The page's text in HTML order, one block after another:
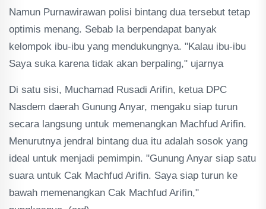
Namun Purnawirawan polisi bintang dua tersebut tetap
optimis menang. Sebab Ia berpendapat banyak
kelompok ibu-ibu yang mendukungnya. "Kalau ibu-ibu
Saya suka karena tidak akan berpaling," ujarnya
Di satu sisi, Muchamad Rusadi Arifin, ketua DPC
Nasdem daerah Gunung Anyar, mengaku siap turun
secara langsung untuk memenangkan Machfud Arifin.
Menurutnya jendral bintang dua itu adalah sosok yang
ideal untuk menjadi pemimpin. "Gunung Anyar siap satu
suara untuk Cak Machfud Arifin. Saya siap turun ke
bawah memenangkan Cak Machfud Arifin,"